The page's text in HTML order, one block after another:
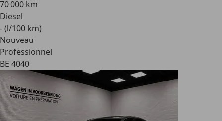
70 000 km
Diesel
- (l/100 km)
Nouveau
Professionnel
BE 4040